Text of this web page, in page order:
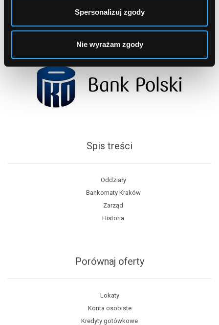
Spersonalizuj zgody
Nie wyrażam zgody
Spis treści
Oddziały
Bankomaty Kraków
Zarząd
Historia
Porównaj oferty
Lokaty
Konta osobiste
Kredyty gotówkowe